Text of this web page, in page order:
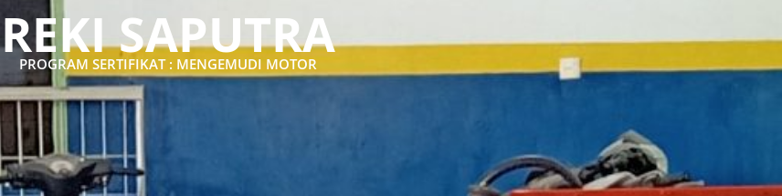
REKI SAPUTRA
PROGRAM SERTIFIKAT : MENGEMUDI MOTOR